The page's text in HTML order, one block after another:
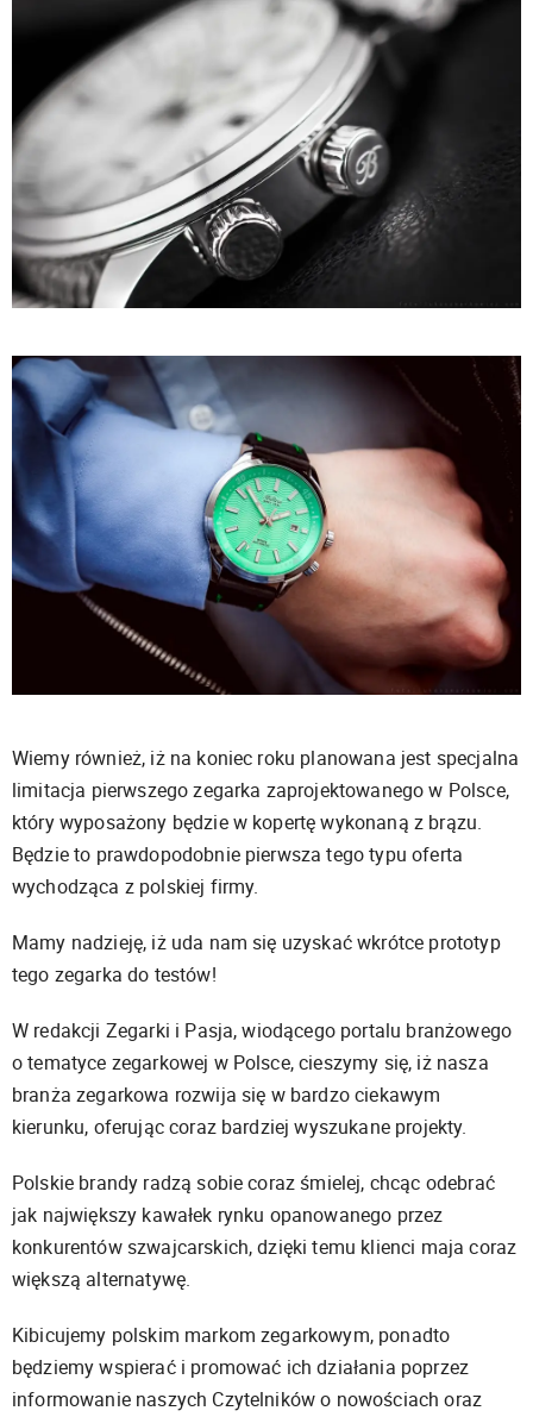
Wiemy również, iż na koniec roku planowana jest specjalna
limitacja pierwszego zegarka zaprojektowanego w Polsce,
który wyposażony będzie w kopertę wykonaną z brązu.
Będzie to prawdopodobnie pierwsza tego typu oferta
wychodząca z polskiej firmy.
Mamy nadzieję, iż uda nam się uzyskać wkrótce prototyp
tego zegarka do testów!
W redakcji Zegarki i Pasja, wiodącego portalu branżowego
o tematyce zegarkowej w Polsce, cieszymy się, iż nasza
branża zegarkowa rozwija się w bardzo ciekawym
kierunku, oferując coraz bardziej wyszukane projekty.
Polskie brandy radzą sobie coraz śmielej, chcąc odebrać
jak największy kawałek rynku opanowanego przez
konkurentów szwajcarskich, dzięki temu klienci maja coraz
większą alternatywę.
Kibicujemy polskim markom zegarkowym, ponadto
będziemy wspierać i promować ich działania poprzez
informowanie naszych Czytelników o nowościach oraz